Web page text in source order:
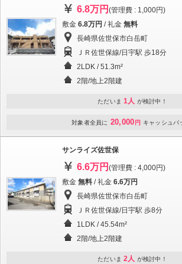
6.8万円 (管理費 : 1,000円)
敷金 6.8万円 / 礼金 無料
長崎県佐世保市白岳町
ＪＲ佐世保線/日宇駅 歩18分
2LDK / 51.3m²
2階/地上2階建
ただいま 1人 が検討中！
対象者全員に 20,000 円 キャッシュバ
サンライズ佐世保
6.6万円 (管理費 : 4,000円)
敷金 無料 / 礼金 6.6万円
長崎県佐世保市白岳町
ＪＲ佐世保線/日宇駅 歩8分
1LDK / 45.54m²
2階/地上2階建
ただいま 2人 が検討中！